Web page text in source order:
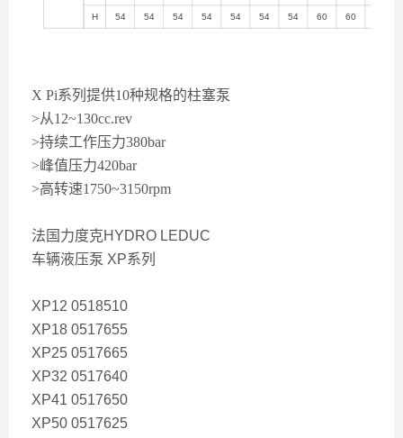
H 54 54 54 54 54 54 54 60 60
X Pi系列提供10种规格的柱塞泵
>从12~130cc.rev
>持续工作压力380bar
>峰值压力420bar
>高转速1750~3150rpm
法国力度克HYDRO LEDUC
车辆液压泵 XP系列
XP12 0518510
XP18 0517655
XP25 0517665
XP32 0517640
XP41 0517650
XP50 0517625